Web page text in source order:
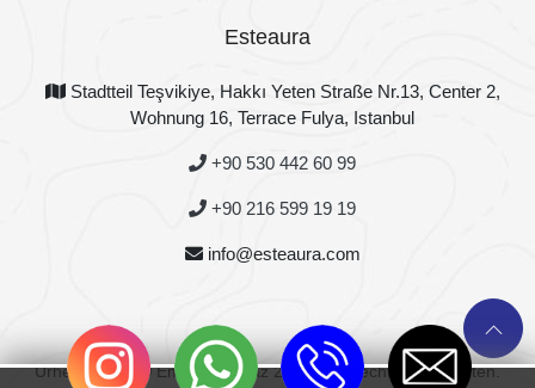
Esteaura
Stadtteil Teşvikiye, Hakkı Yeten Straße Nr.13, Center 2,
Wohnung 16, Terrace Fulya, Istanbul
+90 530 442 60 99
+90 216 599 19 19
info@esteaura.com
Urheberrecht © Emre Korkmaz 2021 Alle Rechte vorbehalten.